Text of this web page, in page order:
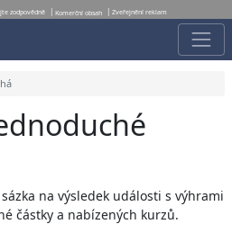
zodpovědně Komerční obsah Zveřejnění reklam
na výsledek události s výhrami
částky a nabízených kurzů.